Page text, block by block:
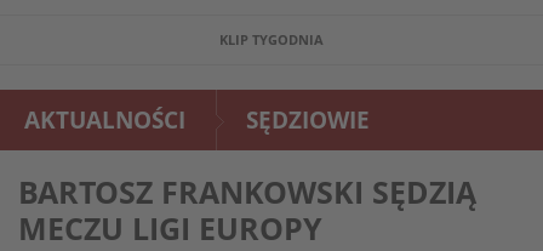
KLIP TYGODNIA
AKTUALNOŚCI SĘDZIOWIE
BARTOSZ FRANKOWSKI SĘDZIĄ
MECZU LIGI EUROPY